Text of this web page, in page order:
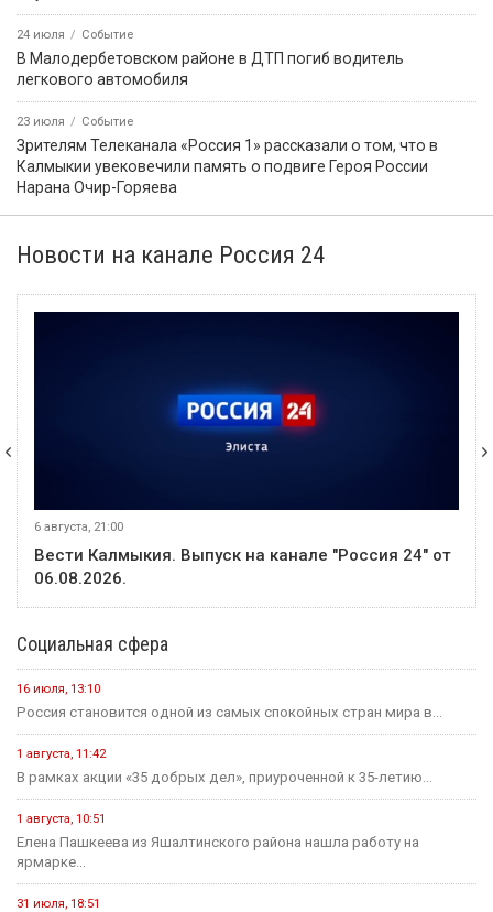
24 июля Событие
В Малодербетовском районе в ДТП погиб водитель
легкового автомобиля
23 июля Событие
Зрителям Телеканала «Россия 1» рассказали о том, что в
Калмыкии увековечили память о подвиге Героя России
Нарана Очир-Горяева
Новости на канале Россия 24
6 августа, 21:00
Вести Калмыкия. Выпуск на канале "Россия 24" от
06.08.2026.
Социальная сфера
16 июля, 13:10
Россия становится одной из самых спокойных стран мира в...
1 августа, 11:42
В рамках акции «35 добрых дел», приуроченной к 35-летию...
1 августа, 10:51
Елена Пашкеева из Яшалтинского района нашла работу на
ярмарке...
31 июля, 18:51